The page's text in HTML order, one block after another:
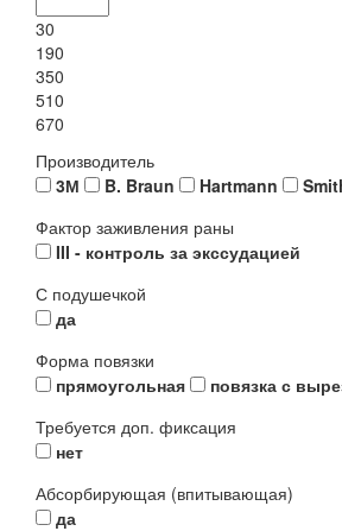
30
190
350
510
670
Производитель
3М
B. Braun Hartmann
Фактор заживления раны
III - контроль за экссудацией
С подушечкой
да
Форма повязки
прямоугольная
повязка с
Требуется доп. фиксация
нет
Абсорбирующая (впитывающая)
да